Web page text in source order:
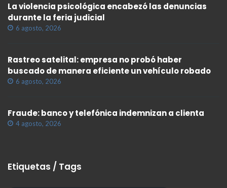
La violencia psicológica encabezó las denuncias
durante la feria judicial
6 agosto, 2026
Rastreo satelital: empresa no probó haber
buscado de manera eficiente un vehículo robado
6 agosto, 2026
Fraude: banco y telefónica indemnizan a clienta
4 agosto, 2026
Etiquetas / Tags